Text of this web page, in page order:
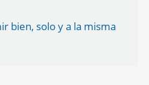
bien, solo y a la misma